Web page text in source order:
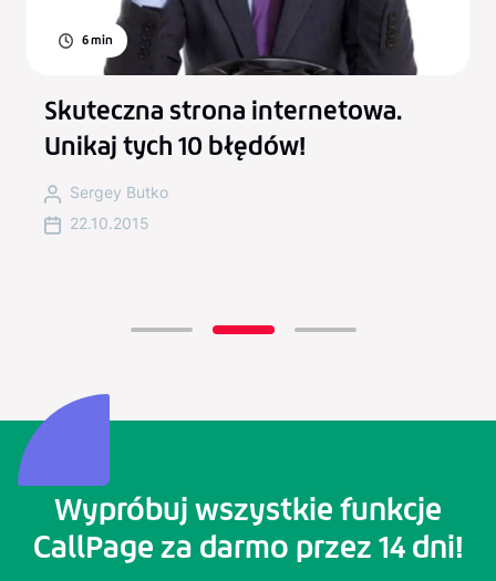
6min
Skuteczna strona internetowa.
Unikaj tych 10 błędów!
Sergey Butko
22.10.2015
Wypróbuj wszystkie funkcje
CallPage za darmo przez 14 dni!